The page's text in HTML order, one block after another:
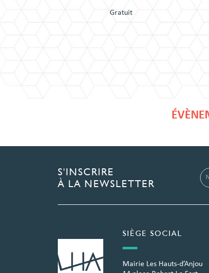
Gratuit
S'INSCRIRE
À LA NEWSLETTER
SIÈGE SOCIAL
Mairie Les Hauts-d’Anjou